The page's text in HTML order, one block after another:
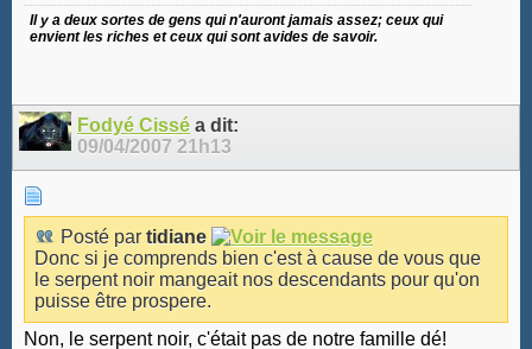
Il y a deux sortes de gens qui n'auront jamais assez; ceux qui
envient les riches et ceux qui sont avides de savoir.
Fodyé Cissé a dit:
09/04/2007 21h13
Posté par tidiane
Donc si je comprends bien c'est à cause de vous que
le serpent noir mangeait nos descendants pour qu'on
puisse être prospere.
Non, le serpent noir, c'était pas de notre famille dé!